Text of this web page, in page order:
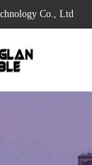
Co., Ltd